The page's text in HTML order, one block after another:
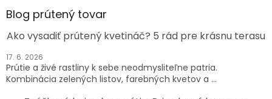
Blog prútený tovar
Ako vysadiť prútený kvetináč? 5 rád pre krásnu terasu
17. 6. 2026
Prútie a živé rastliny k sebe neodmysliteľne patria.
Kombinácia zelených listov, farebných kvetov a ...